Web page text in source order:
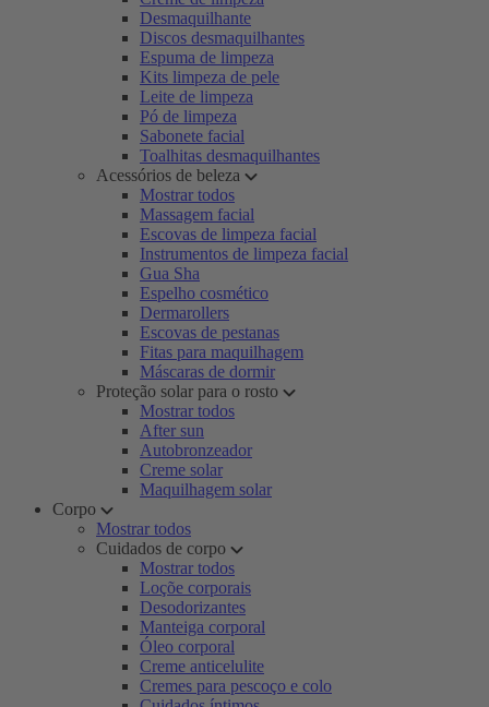
Desmaquilhante
Discos desmaquilhantes
Espuma de limpeza
Kits limpeza de pele
Leite de limpeza
Pó de limpeza
Sabonete facial
Toalhitas desmaquilhantes
Acessórios de beleza
Mostrar todos
Massagem facial
Escovas de limpeza facial
Instrumentos de limpeza facial
Gua Sha
Espelho cosmético
Dermarollers
Escovas de pestanas
Fitas para maquilhagem
Máscaras de dormir
Proteção solar para o rosto
Mostrar todos
After sun
Autobronzeador
Creme solar
Maquilhagem solar
Corpo
Mostrar todos
Cuidados de corpo
Mostrar todos
Loçõe corporais
Desodorizantes
Manteiga corporal
Óleo corporal
Creme anticelulite
Cremes para pescoço e colo